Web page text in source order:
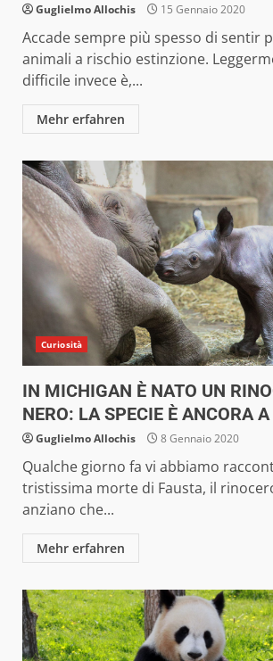
Guglielmo Allochis 15 Gennaio 2020
Accade sempre più spesso di sentir
animali a rischio estinzione.
difficile invece è,...
Mehr erfahren
Curiosità
IN MICHIGAN È NATO UN
NERO: LA SPECIE È ANCORA
Guglielmo Allochis 8 Gennaio 2020
Qualche giorno fa vi abbiamo
tristissima morte di Fausta, il
anziano che...
Mehr erfahren